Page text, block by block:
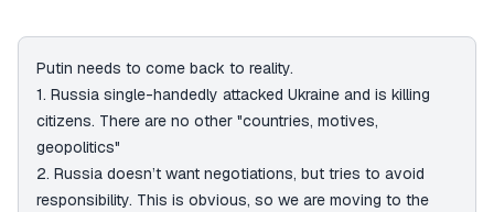
Putin needs to come back to reality.
1. Russia single-handedly attacked Ukraine and is killing
citizens. There are no other "countries, motives,
geopolitics"
2. Russia doesn’t want negotiations, but tries to avoid
responsibility. This is obvious, so we are moving to the